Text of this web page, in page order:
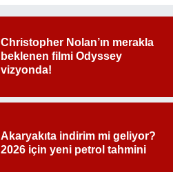
Christopher Nolan’ın merakla
beklenen filmi Odyssey
vizyonda!
Akaryakıta indirim mi geliyor?
2026 için yeni petrol tahmini